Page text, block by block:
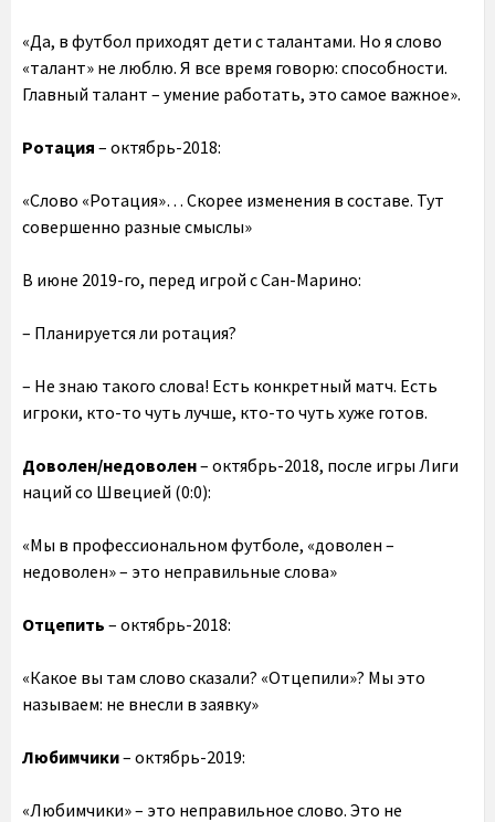
«Да, в футбол приходят дети с талантами. Но я слово
«талант» не люблю. Я все время говорю: способности.
Главный талант – умение работать, это самое важное».
Ротация – октябрь-2018:
«Слово «Ротация»… Скорее изменения в составе. Тут
совершенно разные смыслы»
В июне 2019-го, перед игрой с Сан-Марино:
– Планируется ли ротация?
– Не знаю такого слова! Есть конкретный матч. Есть
игроки, кто-то чуть лучше, кто-то чуть хуже готов.
Доволен/недоволен– октябрь-2018, после игры Лиги
наций со Швецией (0:0):
«Мы в профессиональном футболе, «доволен –
недоволен» – это неправильные слова»
Отцепить – октябрь-2018:
«Какое вы там слово сказали? «Отцепили»? Мы это
называем: не внесли в заявку»
Любимчики– октябрь-2019:
«Любимчики» – это неправильное слово. Это не